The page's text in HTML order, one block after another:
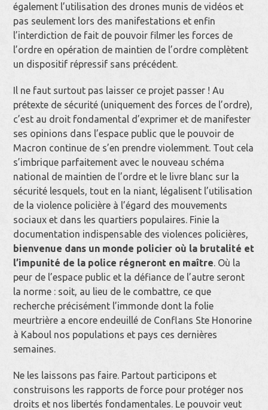
également l’utilisation des drones munis de vidéos et
pas seulement lors des manifestations et enfin
l’interdiction de fait de pouvoir filmer les forces de
l’ordre en opération de maintien de l’ordre complètent
un dispositif répressif sans précédent.
Il ne faut surtout pas laisser ce projet passer ! Au
prétexte de sécurité (uniquement des forces de l’ordre),
c’est au droit fondamental d’exprimer et de manifester
ses opinions dans l’espace public que le pouvoir de
Macron continue de s’en prendre violemment. Tout cela
s’imbrique parfaitement avec le nouveau schéma
national de maintien de l’ordre et le livre blanc sur la
sécurité lesquels, tout en la niant, légalisent l’utilisation
de la violence policière à l’égard des mouvements
sociaux et dans les quartiers populaires. Finie la
documentation indispensable des violences policières,
bienvenue dans un monde policier où la brutalité et
l’impunité de la police régneront en maître. Où la
peur de l’espace public et la défiance de l’autre seront
la norme : soit, au lieu de le combattre, ce que
recherche précisément l’immonde dont la folie
meurtrière a encore endeuillé de Conflans Ste Honorine
à Kaboul nos populations et pays ces dernières
semaines.
Ne les laissons pas faire. Partout participons et
construisons les rapports de force pour protéger nos
droits et nos libertés fondamentales. Le pouvoir veut